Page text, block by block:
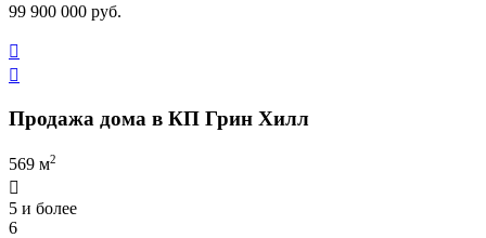
99 900 000 руб.


Продажа дома в КП Грин Хилл
569 м2

5 и более
6